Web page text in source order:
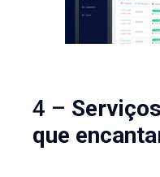
4 –
que